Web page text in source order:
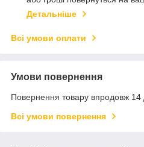
Детальніше
Всі умови оплати
Умови повернення
Повернення товару впродовж 14
Всі умови повернення